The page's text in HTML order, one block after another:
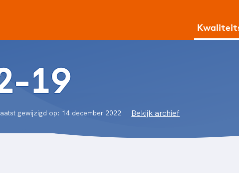
19
gewijzigd op: 14 december 2022 Bekijk archief